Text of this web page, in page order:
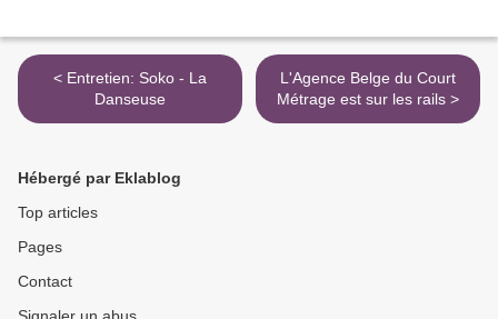
< Entretien: Soko - La
Danseuse
L'Agence Belge du Court
Métrage est sur les rails >
Hébergé par Eklablog
Top articles
Pages
Contact